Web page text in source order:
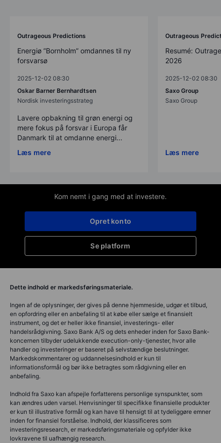
Outrageous Predictions
Energiø ”Bornholm” omdannes til ny
forsvarsø
2025-12-02 08:30
Oskar Barner Bernhardtsen
Nordisk investeringsstrateg
Lavere opbakning til grøn energi og
mere fokus på forsvar i Europa får
Danmark til at omdanne energi...
Læs mere
Outrageous
Resumé:
2026
2025-12-02 08:30
Saxo Group
Saxo Group
Læs mere
Kom nemt i gang med at investere.
Se platform
Opret konto
Dette indhold er markedsføringsmateriale.
Ingen af de oplysninger, der gives på denne hjemmeside, udgør et tilbud,
en opfordring eller en anbefaling til at købe eller sælge et finansielt
instrument, og det er heller ikke finansiel, investerings- eller
handelsrådgivning. Saxo Bank A/S og dets enheder inden for Saxo Bank-
koncernen tilbyder udelukkende execution-only-tjenester, hvor alle
handler og investeringer er baseret på selvstændige beslutninger.
Markedskommentarer og uddannelsesindhold er kun til
informationsformål og bør ikke betragtes som rådgivning eller en
anbefaling.
Indhold fra Saxo kan afspejle forfatterens personlige synspunkter, som
kan ændres uden varsel. Henvisninger til specifikke finansielle produkter
er kun til illustrative formål og kan have til hensigt til at tydeliggøre emner
inden for finansiel forståelse. Indhold, der klassificeres som
investeringsresearch, er markedsføringsmateriale og opfylder ikke
lovkravene til uafhængig research.